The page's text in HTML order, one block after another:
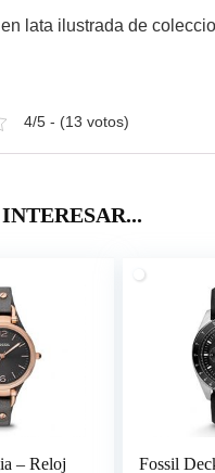
lata ilustrada de
4/5 - (13 votos)
– Reloj Fossil